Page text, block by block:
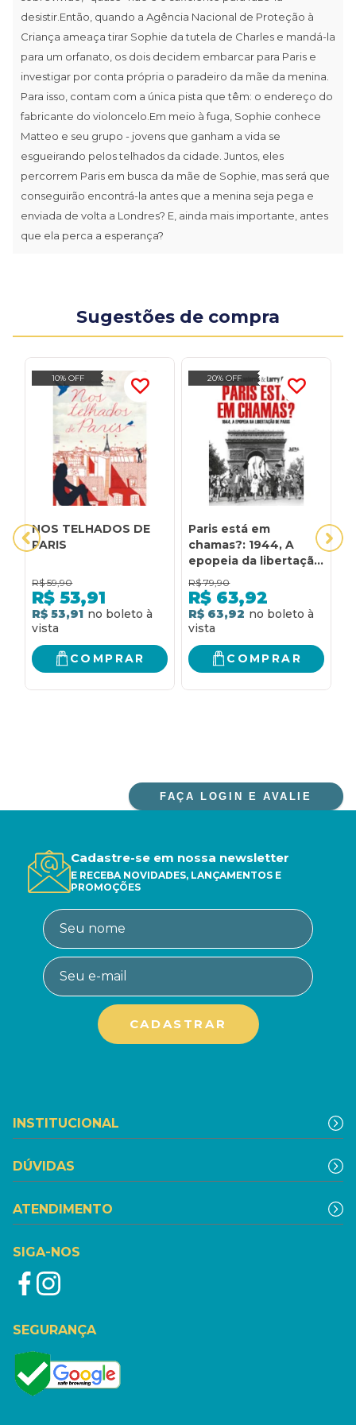
desistir.Então, quando a Agência Nacional de Proteção à
Criança ameaça tirar Sophie da tutela de Charles e mandá-la
para um orfanato, os dois decidem embarcar para Paris e
investigar por conta própria o paradeiro da mãe da menina.
Para isso, contam com a única pista que têm: o endereço do
fabricante do violoncelo.Em meio à fuga, Sophie conhece
Matteo e seu grupo - jovens que ganham a vida se
esgueirando pelos telhados da cidade. Juntos, eles
percorrem Paris em busca da mãe de Sophie, mas será que
conseguirão encontrá-la antes que a menina seja pega e
enviada de volta a Londres? E, ainda mais importante, antes
que ela perca a esperança?
Sugestões de compra
10% OFF
NOS TELHADOS DE
PARIS
R$ 59,90
R$ 53,91
R$ 53,91
COMPRAR
20% OFF
Paris está em
chamas?: 1944, A
epopeia da libertação
de Paris
R$ 79,90
R$ 63,92
R$ 63,92
COMPRAR
FAÇA LOGIN E AVALIE
Cadastre-se em nossa newsletter
E RECEBA NOVIDADES, LANÇAMENTOS E
PROMOÇÕES
INSTITUCIONAL
DÚVIDAS
ATENDIMENTO
SIGA-NOS
SEGURANÇA